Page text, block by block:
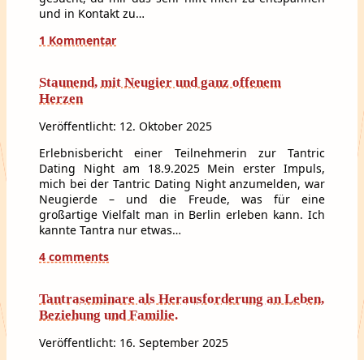
und in Kontakt zu…
1 Kommentar
Staunend, mit Neugier und ganz offenem
Herzen
Veröffentlicht: 12. Oktober 2025
Erlebnisbericht einer Teilnehmerin zur Tantric
Dating Night am 18.9.2025 Mein erster Impuls,
mich bei der Tantric Dating Night anzumelden, war
Neugierde – und die Freude, was für eine
großartige Vielfalt man in Berlin erleben kann. Ich
kannte Tantra nur etwas…
4 comments
Tantraseminare als Herausforderung an Leben,
Beziehung und Familie.
Veröffentlicht: 16. September 2025